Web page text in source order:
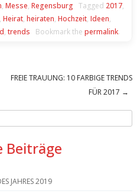
, Messe, Regensburg Tagged 2017,
, Heirat, heiraten, Hochzeit, Ideen,
, trends Bookmark the permalink.
FREIE TRAUUNG: 10 FARBIGE TRENDS
FÜR 2017 →
Beiträge
JAHRES 2019